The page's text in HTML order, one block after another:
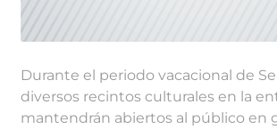
Durante el periodo vacacional de
diversos recintos culturales en la
mantendrán abiertos al público en